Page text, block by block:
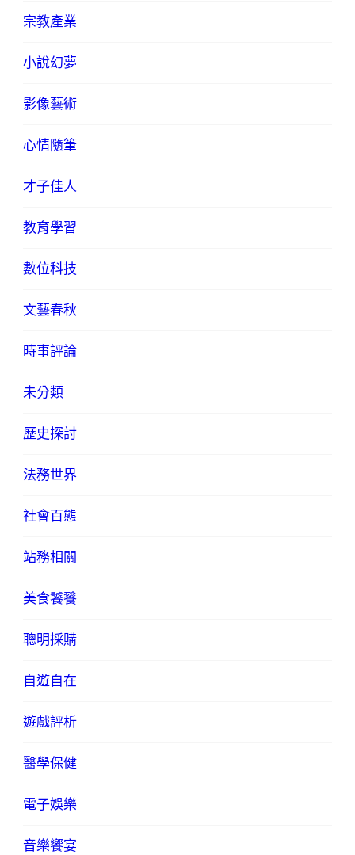
宗教產業
小說幻夢
影像藝術
心情隨筆
才子佳人
教育學習
數位科技
文藝春秋
時事評論
未分類
歷史探討
法務世界
社會百態
站務相關
美食饕餮
聰明採購
自遊自在
遊戲評析
醫學保健
電子娛樂
音樂饗宴